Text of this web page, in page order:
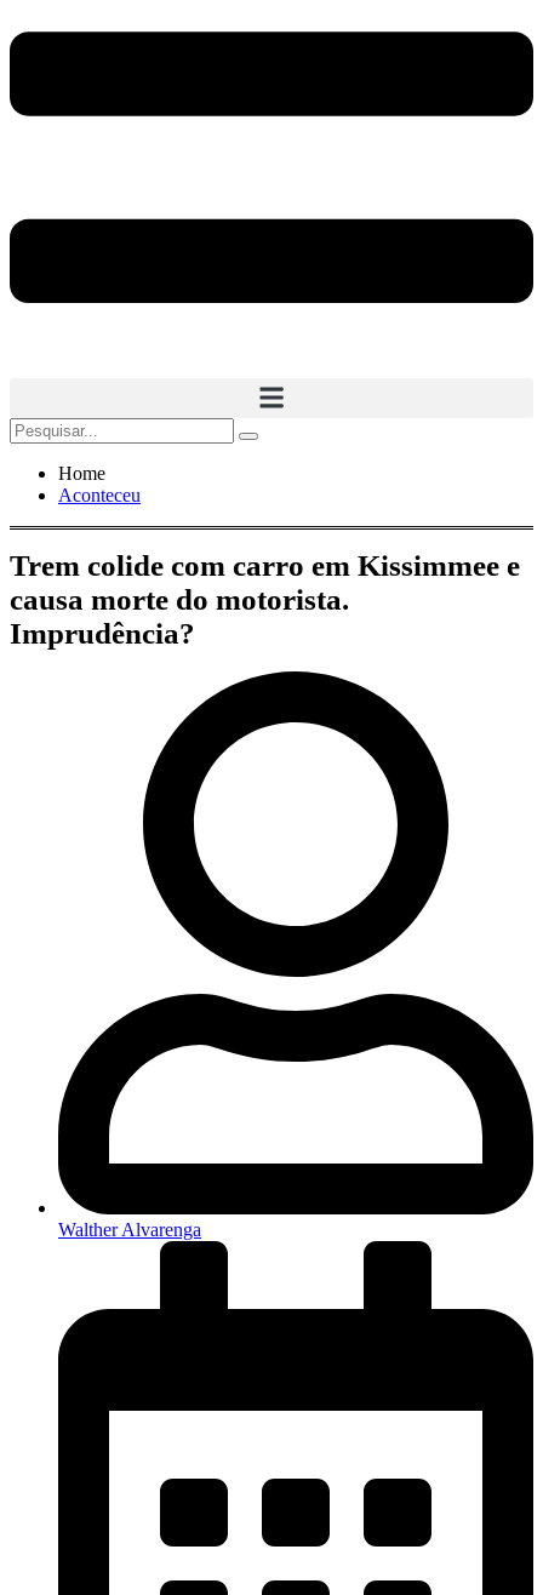
Home
Aconteceu
Trem colide com carro em Kissimmee e
causa morte do motorista.
Imprudência?
Walther Alvarenga